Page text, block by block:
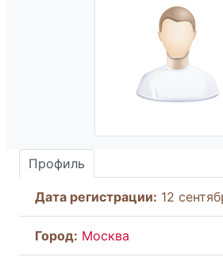
Профиль
Дата регистрации: 12
Город: Москва